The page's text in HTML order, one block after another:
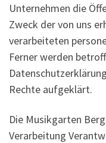
Unternehmen die
Zweck der von uns
verarbeiteten
Ferner werden
Rechte aufgeklärt.
Die Musikgarten
Verarbeitung